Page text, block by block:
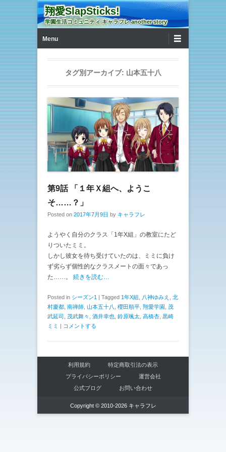
翔愛SlapSticks!
学園生活コミュニティ キャラフレ another story
Menu
タグ別アーカイブ: 山本五十八
第9話 「１年Ｘ組へ、ようこ
そ……？」
Posted on 2017年7月9日 by キャラフレ
ようやく自分のクラス「1年X組」の教室にたど
りついたミミ。
しかし彼女を待ち受けていたのは、ミミに負け
ず劣らず個性的なクラスメートの面々であっ
た……。 続きを読む…
Posted in シーズン1 | Tagged 1年X組 八神ゆみえ
北
村慶都 南禅師 山本五十八 櫻田順平 翔愛学園
茂
武延司
茂武舞々 酒井幸也 鈴原颯太 高橋杏 黒崎
ミミ | コメントする
利用規約
特定商取引法の表示
プライバシーポリシー
運営会社
公式ブログ
お問い合わせ
Copyright © 2010-2026 キャラフレ